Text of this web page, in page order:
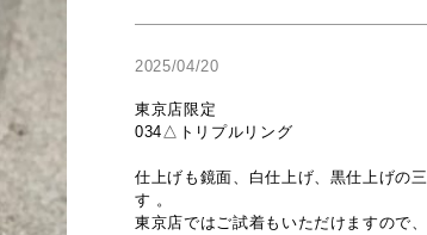
2025/04/20
東京店限定
034△トリプルリング
仕上げも鏡面、白仕上げ、黒仕上げの
す 。
東京店ではご試着もいただけますので